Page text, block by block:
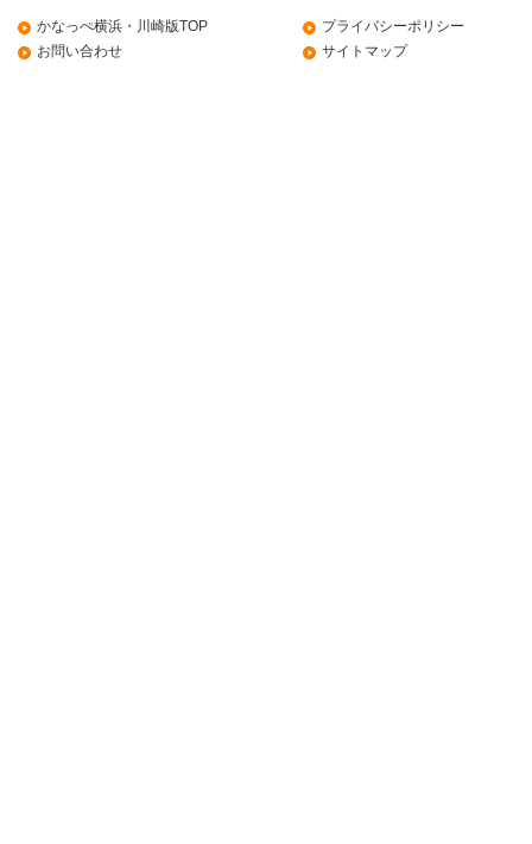
かなっぺ横浜・川崎版TOP
お問い合わせ
プライバシーポリシー
サイトマップ